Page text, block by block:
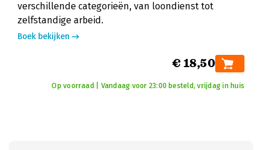
verschillende categorieën, van loondienst tot
zelfstandige arbeid.
Boek bekijken
€ 18,50
Op voorraad | Vandaag voor 23:00 besteld, vrijdag in huis